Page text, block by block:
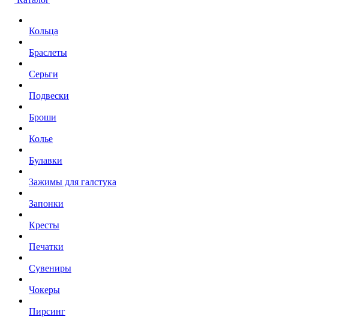
Кольца
Браслеты
Серьги
Подвески
Броши
Колье
Булавки
Зажимы для галстука
Запонки
Кресты
Печатки
Сувениры
Чокеры
Пирсинг